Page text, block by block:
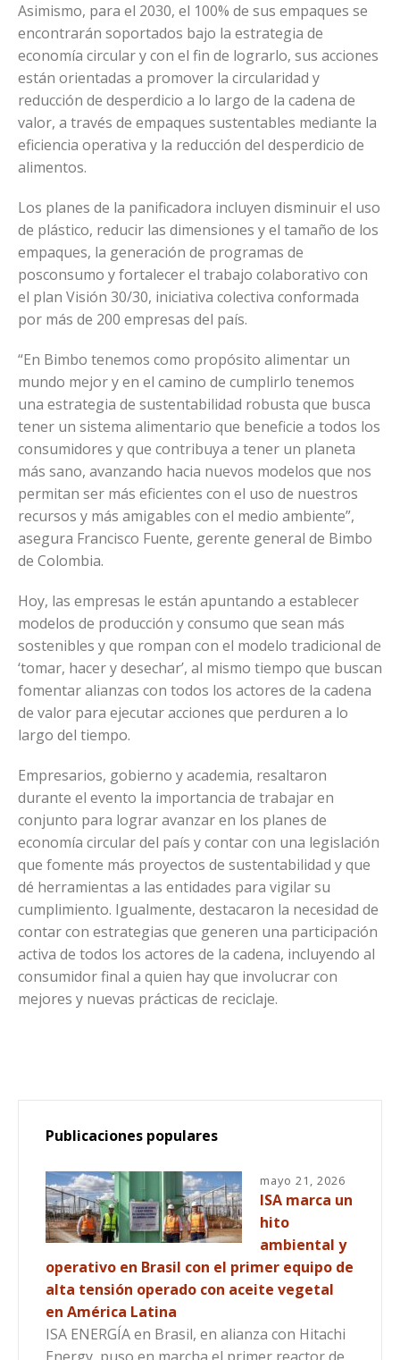
Asimismo, para el 2030, el 100% de sus empaques se
encontrarán soportados bajo la estrategia de
economía circular y con el fin de lograrlo, sus acciones
están orientadas a promover la circularidad y
reducción de desperdicio a lo largo de la cadena de
valor, a través de empaques sustentables mediante la
eficiencia operativa y la reducción del desperdicio de
alimentos.
Los planes de la panificadora incluyen disminuir el uso
de plástico, reducir las dimensiones y el tamaño de los
empaques, la generación de programas de
posconsumo y fortalecer el trabajo colaborativo con
el plan Visión 30/30, iniciativa colectiva conformada
por más de 200 empresas del país.
“En Bimbo tenemos como propósito alimentar un
mundo mejor y en el camino de cumplirlo tenemos
una estrategia de sustentabilidad robusta que busca
tener un sistema alimentario que beneficie a todos los
consumidores y que contribuya a tener un planeta
más sano, avanzando hacia nuevos modelos que nos
permitan ser más eficientes con el uso de nuestros
recursos y más amigables con el medio ambiente”,
asegura Francisco Fuente, gerente general de Bimbo
de Colombia.
Hoy, las empresas le están apuntando a establecer
modelos de producción y consumo que sean más
sostenibles y que rompan con el modelo tradicional de
‘tomar, hacer y desechar’, al mismo tiempo que buscan
fomentar alianzas con todos los actores de la cadena
de valor para ejecutar acciones que perduren a lo
largo del tiempo.
Empresarios, gobierno y academia, resaltaron
durante el evento la importancia de trabajar en
conjunto para lograr avanzar en los planes de
economía circular del país y contar con una legislación
que fomente más proyectos de sustentabilidad y que
dé herramientas a las entidades para vigilar su
cumplimiento. Igualmente, destacaron la necesidad de
contar con estrategias que generen una participación
activa de todos los actores de la cadena, incluyendo al
consumidor final a quien hay que involucrar con
mejores y nuevas prácticas de reciclaje.
Publicaciones populares
mayo 21, 2026
ISA marca un
hito
ambiental y
operativo en Brasil con el primer equipo de
alta tensión operado con aceite vegetal
en América Latina
ISA ENERGÍA en Brasil, en alianza con Hitachi